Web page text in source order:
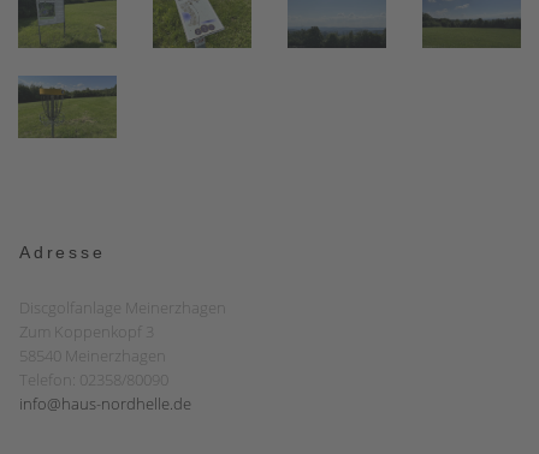
Adresse
Discgolfanlage Meinerzhagen
Zum Koppenkopf 3
58540 Meinerzhagen
Telefon: 02358/80090
info@haus-nordhelle.de